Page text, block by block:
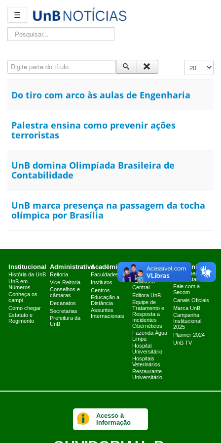
☰
Pesquisar...
Digite parte do título Exibir #
Do tiro com arco às aulas de Engenharia
Palestra ensina como prevenir ações
terroristas
UnB domina Olimpíada Brasileira de
Contabilidade
UnB marca presença na passagem da tocha
olímpica por Brasília
Institucional
História da UnB
UnB em
Números
Conheça os
campi
Como chegar
Estatuto e
Regimento
Administrativo
Reitoria
Vice-Reitoria
Conselhos e
câmaras
Decanatos
Secretarias
Prefeitura da
UnB
Acadêmico
Faculdades
Institutos
Centros
Educação a
Distância
Assuntos
Internacionais
Serviços
Arquivo Central
Biblioteca
Central
Editora UnB
Equipe de
Tratamento e
Resposta a
Incidentes
Cibernéticos
Fazenda Água
Limpa
Hospital
Universitário
Hospitais
Veterinários
Restaurante
Universitário
Comunicação
Atendimento a
Jornalistas
Fale com a
Secom
Canais Oficiais
Marca UnB
Campanha
Institucional
2025
Planner 2024
UnB TV
Acesso à
Informação